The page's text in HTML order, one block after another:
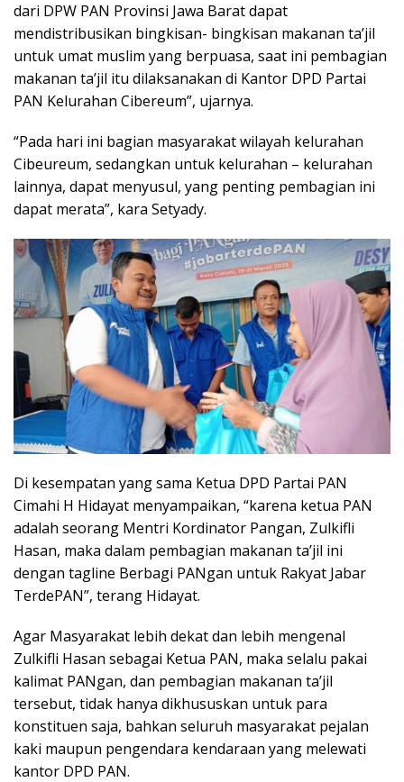
dari DPW PAN Provinsi Jawa Barat dapat
mendistribusikan bingkisan- bingkisan makanan ta’jil
untuk umat muslim yang berpuasa, saat ini pembagian
makanan ta’jil itu dilaksanakan di Kantor DPD Partai
PAN Kelurahan Cibereum”, ujarnya.
“Pada hari ini bagian masyarakat wilayah kelurahan
Cibeureum, sedangkan untuk kelurahan – kelurahan
lainnya, dapat menyusul, yang penting pembagian ini
dapat merata”, kara Setyady.
Di kesempatan yang sama Ketua DPD Partai PAN
Cimahi H Hidayat menyampaikan, “karena ketua PAN
adalah seorang Mentri Kordinator Pangan, Zulkifli
Hasan, maka dalam pembagian makanan ta’jil ini
dengan tagline Berbagi PANgan untuk Rakyat Jabar
TerdePAN”, terang Hidayat.
Agar Masyarakat lebih dekat dan lebih mengenal
Zulkifli Hasan sebagai Ketua PAN, maka selalu pakai
kalimat PANgan, dan pembagian makanan ta’jil
tersebut, tidak hanya dikhususkan untuk para
konstituen saja, bahkan seluruh masyarakat pejalan
kaki maupun pengendara kendaraan yang melewati
kantor DPD PAN.